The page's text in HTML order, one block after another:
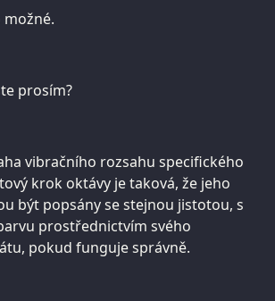
možné.
prosím?
vibračního rozsahu specifického
krok oktávy je taková, že jeho
být popsány se stejnou jistotou, s
prostřednictvím svého
pokud funguje správně.